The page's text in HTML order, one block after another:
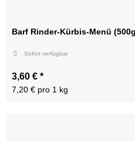
Barf Rinder-Kürbis-Menü
Sofort verfügbar
3,60 € *
7,20 € pro 1 kg